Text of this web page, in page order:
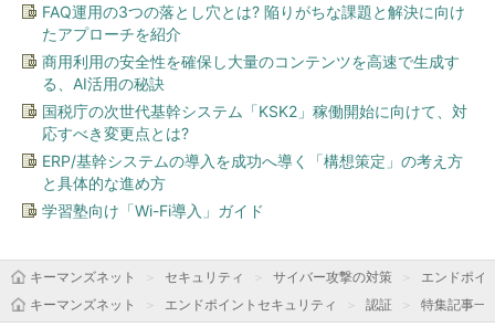
FAQ運用の3つの落とし穴とは? 陥りがちな課題と解決に向け
たアプローチを紹介
商用利用の安全性を確保し大量のコンテンツを高速で生成す
る、AI活用の秘訣
国税庁の次世代基幹システム「KSK2」稼働開始に向けて、対
応すべき変更点とは?
ERP/基幹システムの導入を成功へ導く「構想策定」の考え方
と具体的な進め方
学習塾向け「Wi-Fi導入」ガイド
キーマンズネット セキュリティ サイバー攻撃の対策
エンドポイ
キーマンズネット
エンドポイントセキュリティ 認証 特集記事一